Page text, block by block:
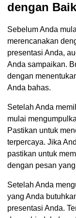
dengan Baik
Sebelum Anda
merencanakan
presentasi Anda,
Anda sampaikan.
dengan
Anda bahas.
Setelah Anda
mulai
Pastikan untuk
terpercaya. Jika
pastikan untuk
dengan pesan
Setelah Anda
yang Anda
presentasi Anda.